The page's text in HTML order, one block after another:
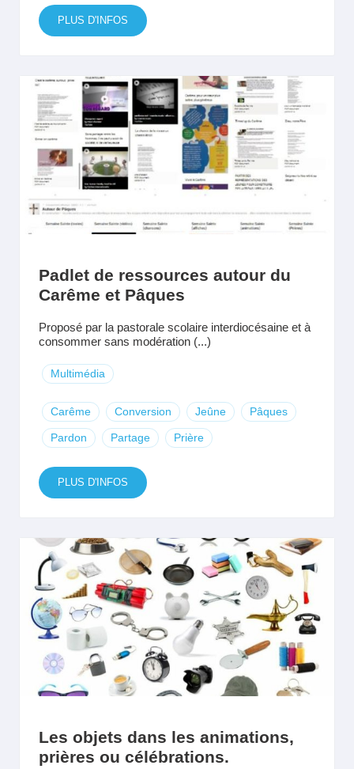
PLUS D'INFOS
Padlet de ressources autour du
Carême et Pâques
Proposé par la pastorale scolaire interdiocésaine et à
consommer sans modération (...)
Multimédia
Carême Conversion Jeûne Pâques
Pardon Partage Prière
PLUS D'INFOS
Les objets dans les animations,
prières ou célébrations.